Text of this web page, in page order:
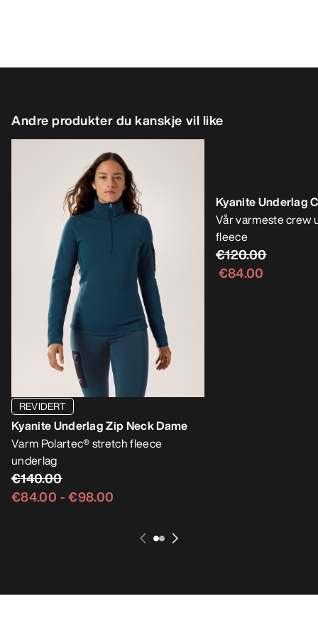
Andre produkter du kanskje vil like
REVIDERT
Kyanite Underlag Zip Neck Dame
Varm Polartec® stretch fleece
underlag
€140.00
€84.00 -€98.00